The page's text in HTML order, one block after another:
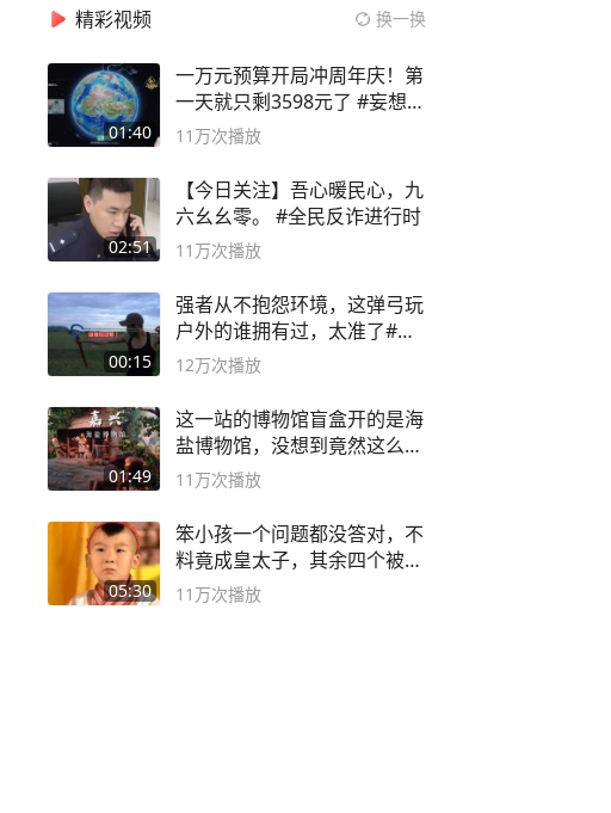
精彩视频 换一换
01:40
一万元预算开局冲周年庆！第
一天就只剩3598元了 #妄想山
海
11万次播放
02:51
【今日关注】吾心暖民心，九
六幺幺零。 #全民反诈进行时
11万次播放
00:15
强者从不抱怨环境，这弹弓玩
户外的谁拥有过，太准了#弹
弓#户外
12万次播放
01:49
这一站的博物馆盲盒开的是海
盐博物馆，没想到竟然这么好
逛！
11万次播放
05:30
笨小孩一个问题都没答对，不
料竟成皇太子，其余四个被处
死
11万次播放